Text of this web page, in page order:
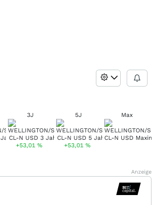
3J
+53,01%
5J
+53,01%
Max
Anzeige